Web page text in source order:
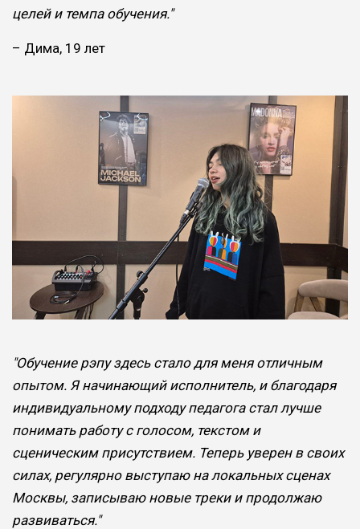
целей и темпа обучения."
– Дима, 19 лет
"Обучение рэпу здесь стало для меня отличным
опытом. Я начинающий исполнитель, и благодаря
индивидуальному подходу педагога стал лучше
понимать работу с голосом, текстом и
сценическим присутствием. Теперь уверен в своих
силах, регулярно выступаю на локальных сценах
Москвы, записываю новые треки и продолжаю
развиваться."